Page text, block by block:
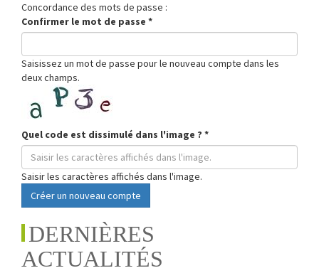
Concordance des mots de passe :
Confirmer le mot de passe *
Saisissez un mot de passe pour le nouveau compte dans les
deux champs.
Quel code est dissimulé dans l'image ? *
Saisir les caractères affichés dans l'image.
Créer un nouveau compte
DERNIÈRES
ACTUALITÉS